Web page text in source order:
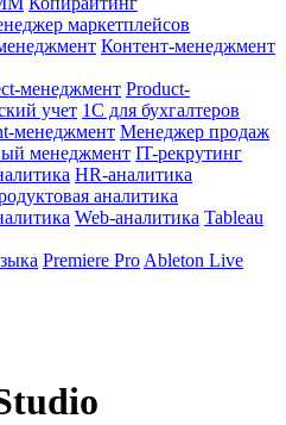
маркетплейсов
Контент-менеджмент
менеджмент Product-
учет 1С для бухгалтеров
менеджмент Менеджер продаж
менеджмент IT-рекрутинг
HR-аналитика
аналитика
Web-аналитика Tableau
Premiere Pro Ableton Live